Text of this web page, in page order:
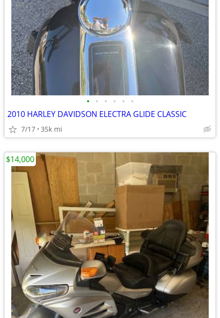
• • • • • •
2010 HARLEY DAVIDSON ELECTRA GLIDE CLASSIC
7/17 35k mi
$14,000